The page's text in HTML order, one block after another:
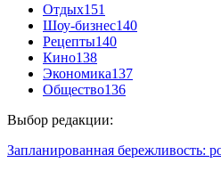
Отдых151
Шоу-бизнес140
Рецепты140
Кино138
Экономика137
Общество136
Выбор редакции:
Запланированная бережливость: